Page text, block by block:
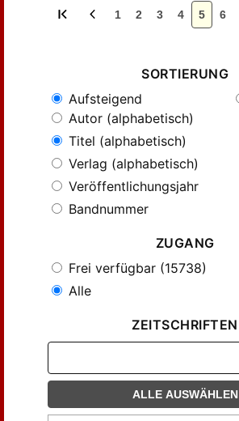
1 2 3 4 5 6
SORTIERUNG
Aufsteigend
Autor (alphabetisch)
Titel (alphabetisch)
Verlag (alphabetisch)
Veröffentlichungsjahr
Bandnummer
ZUGANG
Frei verfügbar (15738)
Alle
ZEITSCHRIFTEN
ALLE AUSWÄHLEN